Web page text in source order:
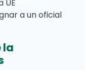
UE
a un oficial
la